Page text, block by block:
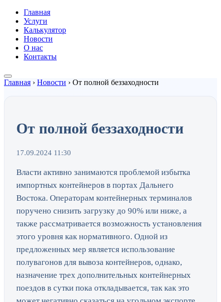
Главная
Услуги
Калькулятор
Новости
О нас
Контакты
Главная › Новости › От полной беззаходности
От полной беззаходности
17.09.2024 11:30
Власти активно занимаются проблемой избытка
импортных контейнеров в портах Дальнего
Востока. Операторам контейнерных терминалов
поручено снизить загрузку до 90% или ниже, а
также рассматривается возможность установления
этого уровня как нормативного. Одной из
предложенных мер является использование
полувагонов для вывоза контейнеров, однако,
назначение трех дополнительных контейнерных
поездов в сутки пока откладывается, так как это